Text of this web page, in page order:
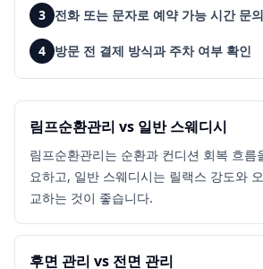
3 전화 또는 문자로 예약 가능 시간 문의
4 방문 전 결제 방식과 주차 여부 확인
림프순환관리 vs 일반 스웨디시
림프순환관리는 순환과 컨디션 회복 흐름
요하고, 일반 스웨디시는 릴랙스 강도와
교하는 것이 좋습니다.
후면 관리 vs 전면 관리